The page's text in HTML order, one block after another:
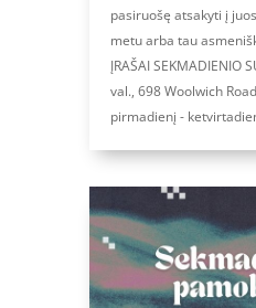
pasiruošę atsakyti į
metu arba tau
ĮRAŠAI SEKMADIENIO
val., 698 Woolwich
pirmadienį -